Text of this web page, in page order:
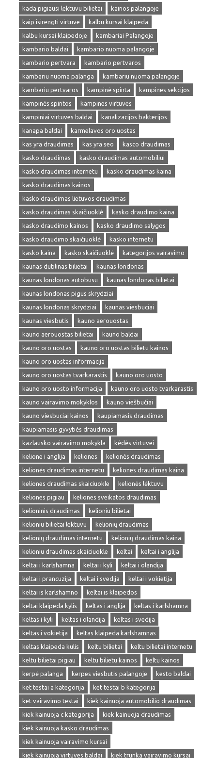
kada pigiausi lektuvu bilietai
kainos palangoje
kaip isirengti virtuve
kalbu kursai klaipeda
kalbu kursai klaipedoje
kambariai Palangoje
kambario baldai
kambario nuoma palangoje
kambario pertvara
kambario pertvaros
kambariu nuoma palanga
kambariu nuoma palangoje
kambariu pertvaros
kampinė spinta
kampines sekcijos
kampinės spintos
kampines virtuves
kampiniai virtuves baldai
kanalizacijos bakterijos
kanapa baldai
karmelavos oro uostas
kas yra draudimas
kas yra seo
kasco draudimas
kasko draudimas
kasko draudimas automobiliui
kasko draudimas internetu
kasko draudimas kaina
kasko draudimas kainos
kasko draudimas lietuvos draudimas
kasko draudimas skaičiuoklė
kasko draudimo kaina
kasko draudimo kainos
kasko draudimo salygos
kasko draudimo skaičiuoklė
kasko internetu
kasko kaina
kasko skaičiuoklė
kategorijos vairavimo
kaunas dublinas bilietai
kaunas londonas
kaunas londonas autobusu
kaunas londonas bilietai
kaunas londonas pigus skrydziai
kaunas londonas skrydziai
kaunas viesbuciai
kaunas viesbutis
kauno aerouostas
kauno aerouostas bilietai
kauno baldai
kauno oro uostas
kauno oro uostas bilietu kainos
kauno oro uostas informacija
kauno oro uostas tvarkarastis
kauno oro uosto
kauno oro uosto informacija
kauno oro uosto tvarkarastis
kauno vairavimo mokyklos
kauno viešbučiai
kauno viesbuciai kainos
kaupiamasis draudimas
kaupiamasis gyvybės draudimas
kazlausko vairavimo mokykla
kėdės virtuvei
kelione i anglija
keliones
kelionės draudimas
kelionės draudimas internetu
keliones draudimas kaina
keliones draudimas skaiciuokle
kelionės lėktuvu
keliones pigiau
keliones sveikatos draudimas
kelioninis draudimas
kelioniu bilietai
kelioniu bilietai lektuvu
kelionių draudimas
kelionių draudimas internetu
kelionių draudimas kaina
kelioniu draudimas skaiciuokle
keltai
keltai i anglija
keltai i karlshamna
keltai i kyli
keltai i olandija
keltai i prancuzija
keltai i svedija
keltai i vokietija
keltai is karlshamno
keltai is klaipedos
keltai klaipeda kylis
keltas i anglija
keltas i karlshamna
keltas i kyli
keltas i olandija
keltas i svedija
keltas i vokietija
keltas klaipeda karlshamnas
keltas klaipeda kulis
keltu bilietai
keltu bilietai internetu
keltu bilietai pigiau
keltu bilietu kainos
keltu kainos
kerpė palanga
kerpes viesbutis palangoje
kesto baldai
ket testai a kategorija
ket testai b kategorija
ket vairavimo testai
kiek kainuoja automobilio draudimas
kiek kainuoja c kategorija
kiek kainuoja draudimas
kiek kainuoja kasko draudimas
kiek kainuoja vairavimo kursai
kiek kainuoja virtuves baldai
kiek trunka vairavimo kursai